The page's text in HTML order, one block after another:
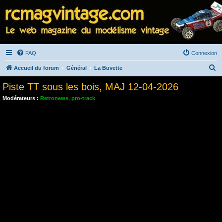
FAQ Connexion
Accueil du forum Général La Buvette
Piste TT sous les bois, MAJ 12-04-2026
Modérateurs : Retronews pro-track